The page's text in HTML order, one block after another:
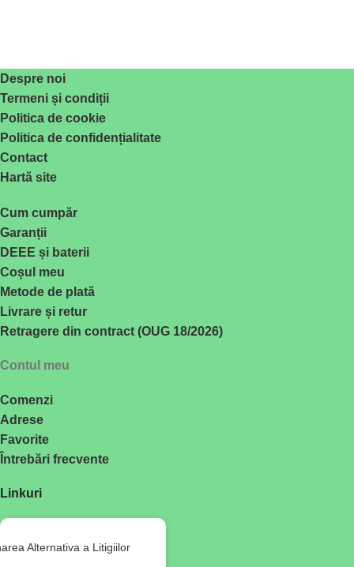
Despre noi
Termeni și condiții
Politica de cookie
Politica de confidențialitate
Contact
Hartă site
Cum cumpăr
Garanții
DEEE și baterii
Coșul meu
Metode de plată
Livrare și retur
Retragere din contract (OUG 18/2026)
Contul meu
Comenzi
Adrese
Favorite
Întrebări frecvente
Linkuri